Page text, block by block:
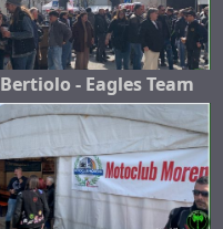
Bertiolo - Eagles Team